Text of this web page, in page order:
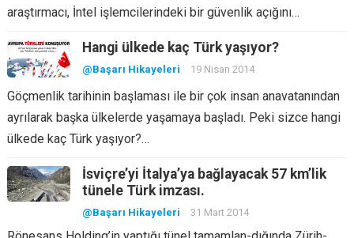
araştırmacı, İntel işlemcilerindeki bir güvenlik açığını…
Hangi ülkede kaç Türk yaşıyor?
@Başarı Hikayeleri 19 Nisan 2014
Göçmenlik tarihinin başlaması ile bir çok insan anavatanından
ayrılarak başka ülkelerde yaşamaya başladı. Peki sizce hangi
ülkede kaç Türk yaşıyor?…
İsviçre’yi İtalya’ya bağlayacak 57 km’lik
tünele Türk imzası.
@Başarı Hikayeleri 31 Mart 2014